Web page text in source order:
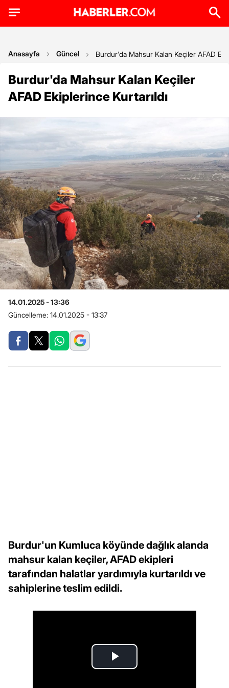
Anasayfa Güncel Burdur'da Mahsur Kalan Keçiler AFAD
Burdur'da Mahsur Kalan Keçiler
AFAD Ekiplerince Kurtarıldı
14.01.2025 - 13:36
Güncelleme: 14.01.2025 - 13:37
Burdur'un Kumluca köyünde dağlık alanda
mahsur kalan keçiler, AFAD ekipleri
tarafından halatlar yardımıyla kurtarıldı ve
sahiplerine teslim edildi.